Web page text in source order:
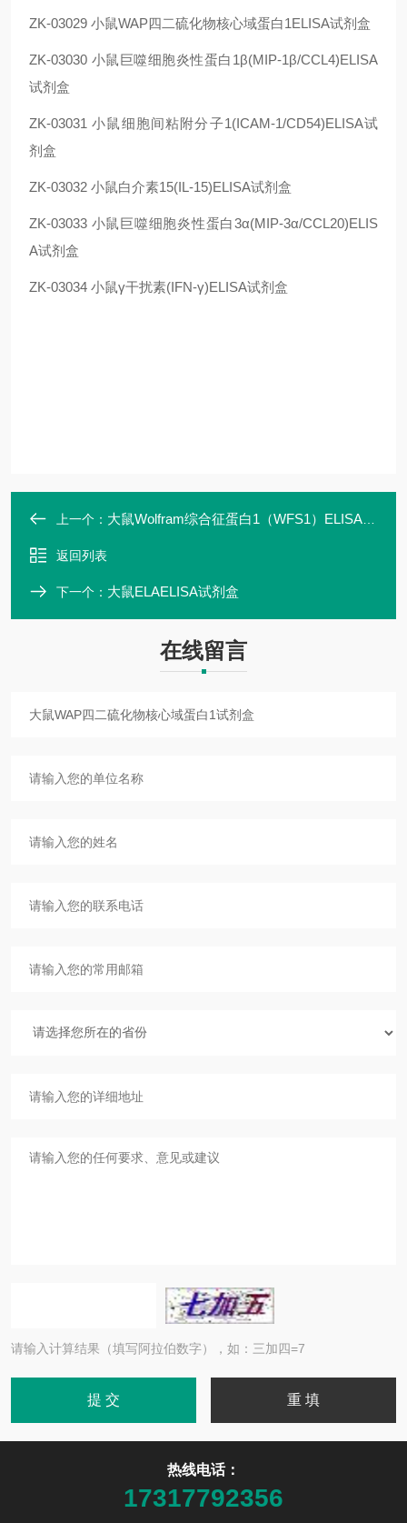
ZK-03029 小鼠WAP四二硫化物核心域蛋白1ELISA试剂盒
ZK-03030 小鼠巨噬细胞炎性蛋白1β(MIP-1β/CCL4)ELISA
试剂盒
ZK-03031 小鼠细胞间粘附分子1(ICAM-1/CD54)ELISA试
剂盒
ZK-03032 小鼠白介素15(IL-15)ELISA试剂盒
ZK-03033 小鼠巨噬细胞炎性蛋白3α(MIP-3α/CCL20)ELIS
A试剂盒
ZK-03034 小鼠γ干扰素(IFN-γ)ELISA试剂盒
上一个： 大鼠Wolfram综合征蛋白1（WFS1）ELISA试剂盒
返回列表
下一个： 大鼠ELAELISA试剂盒
在线留言
请输入计算结果（填写阿拉伯数字），如：三加四=7
热线电话：
17317792356